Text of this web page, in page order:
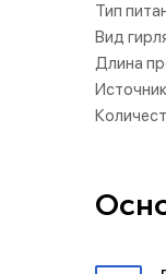
Тип
Вид
Длина